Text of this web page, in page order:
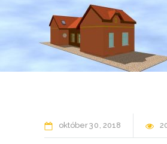
október30 2018